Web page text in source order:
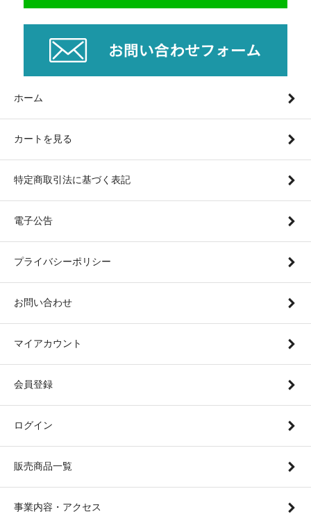
ホーム
カートを見る
特定商取引法に基づく表記
電子公告
プライバシーポリシー
お問い合わせ
マイアカウント
会員登録
ログイン
販売商品一覧
事業内容・アクセス